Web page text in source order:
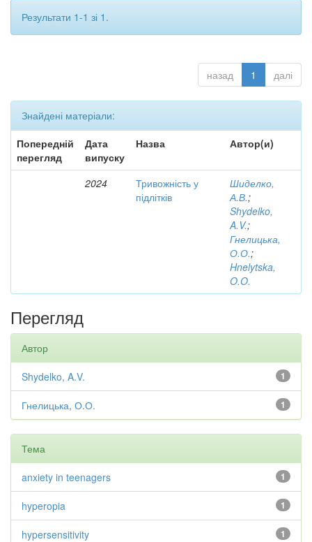
Результати 1-1 зі 1.
назад 1 далі
Знайдені матеріали:
Попередній
перегляд
Дата
випуску
Назва Автор(и)
2024
Тривожність у
підлітків
Шиделко,
А.В.;
Shydelko,
A.V.;
Гнелицька,
О.О.;
Hnelytska,
O.O.
Перегляд
Автор
1
Shydelko, A.V.
1
Гнелицька, О.О.
Тема
1
anxiety in teenagers
1
hyperopia
1
hypersensitivity